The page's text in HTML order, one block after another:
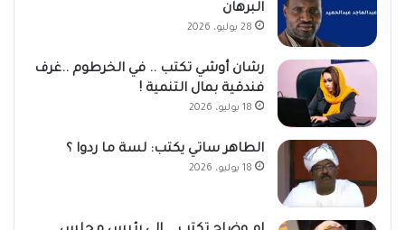
البرهان
28 يوليو، 2026
رشان أوشي تكتب .. في الخرطوم ..غرف
فندقية بمال التنمية !
18 يوليو، 2026
الطاهر ساتي يكتب: لسة ما ردوا ؟
18 يوليو، 2026